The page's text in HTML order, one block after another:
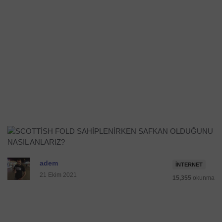
adem
21 Ekim 2021
İNTERNET
15,355 okunma